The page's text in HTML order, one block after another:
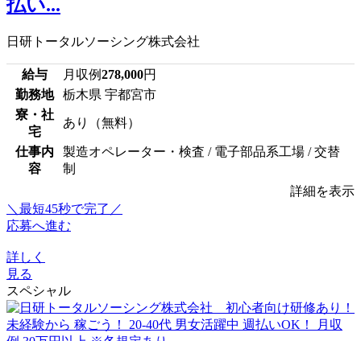
払い...
日研トータルソーシング株式会社
給与 月収例278,000円
勤務地
栃木県 宇都宮市
寮・社
宅
あり（無料）
仕事内
容
製造オペレーター・検査 / 電子部品系工場 / 交替
制
詳細を表示
＼最短45秒で完了／
応募へ進む
詳しく
見る
スペシャル